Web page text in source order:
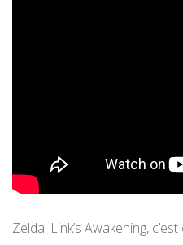
Zelda: Link’s Awakening,